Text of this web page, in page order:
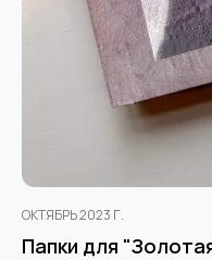
ОКТЯБРЬ 2023 Г.
Папки для